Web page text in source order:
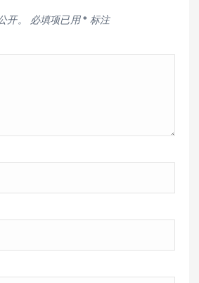
开。 必填项已用* 标注